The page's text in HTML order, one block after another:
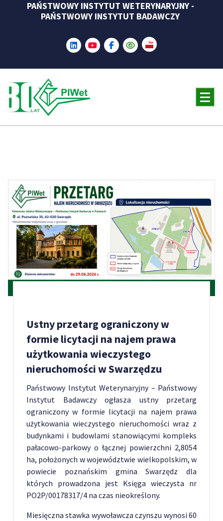
PAŃSTWOWY INSTYTUT WETERYNARYJNY -
PAŃSTWOWY INSTYTUT BADAWCZY
Ustny przetarg ograniczony w
formie licytacji na najem prawa
użytkowania wieczystego
nieruchomości w Swarzędzu
Państwowy Instytut Weterynaryjny – Państwowy
Instytut Badawczy ogłasza ustny przetarg
ograniczony w formie licytacji na najem prawa
użytkowania wieczystego nieruchomości wraz z
budynkami i budowlami stanowiącymi kompleks
pałacowo-parkowy o łącznej powierzchni 2,8054
ha, położonych w województwie wielkopolskim, w
powiecie poznańskim gmina Swarzędz dla
których prowadzona jest Księga wieczysta nr
PO2P/00178317/4 na czas nieokreślony.
Miesięczna stawka wywoławcza czynszu wynosi 60